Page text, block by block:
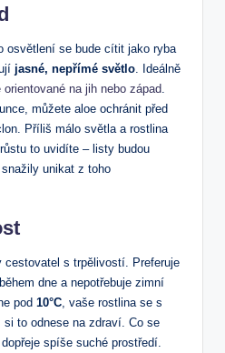
osvětlení se bude cítit jako ryba
jasné, nepřímé světlo. Ideálně
orientované na jih nebo západ.
můžete aloe ochránit před
Příliš málo světla a rostlina
to uvidíte – listy budou
unikat z toho
cestovatel s trpělivostí. Preferuje
během dne a nepotřebuje zimní
pod 10°C, vaše rostlina se s
to odnese na zdraví. Co se
spíše suché prostředí.